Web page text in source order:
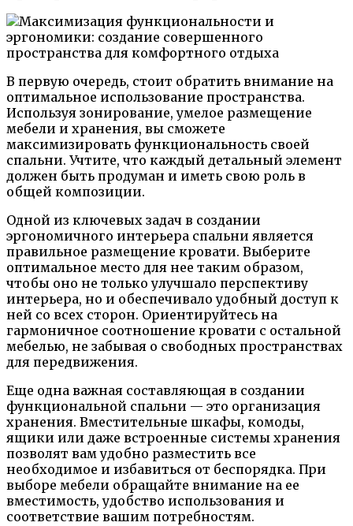
В первую очередь, стоит обратить внимание на
оптимальное использование пространства.
Используя зонирование, умелое размещение
мебели и хранения, вы сможете
максимизировать функциональность своей
спальни. Учтите, что каждый детальный элемент
должен быть продуман и иметь свою роль в
общей композиции.
Одной из ключевых задач в создании
эргономичного интерьера спальни является
правильное размещение кровати. Выберите
оптимальное место для нее таким образом,
чтобы оно не только улучшало перспективу
интерьера, но и обеспечивало удобный доступ к
ней со всех сторон. Ориентируйтесь на
гармоничное соотношение кровати с остальной
мебелью, не забывая о свободных пространствах
для передвижения.
Еще одна важная составляющая в создании
функциональной спальни — это организация
хранения. Вместительные шкафы, комоды,
ящики или даже встроенные системы хранения
позволят вам удобно разместить все
необходимое и избавиться от беспорядка. При
выборе мебели обращайте внимание на ее
вместимость, удобство использования и
соответствие вашим потребностям.